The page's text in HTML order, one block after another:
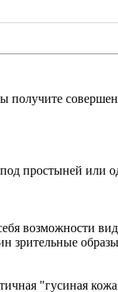
получите
простыней или
возможности
зрительные
"гусиная